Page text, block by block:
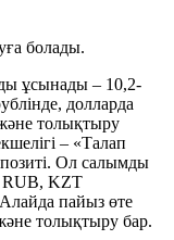
болады.
ұсынады – 10,2-
долларда
толықтыру
– «Талап
Ол салымды
RUB, KZT
пайыз өте
толықтыру бар.